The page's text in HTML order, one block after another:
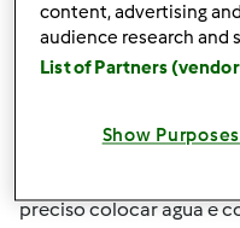
Boa Noite, por engano
preciso colocar agua e
content, advertising
audience research and
List of Partners
Show Purposes